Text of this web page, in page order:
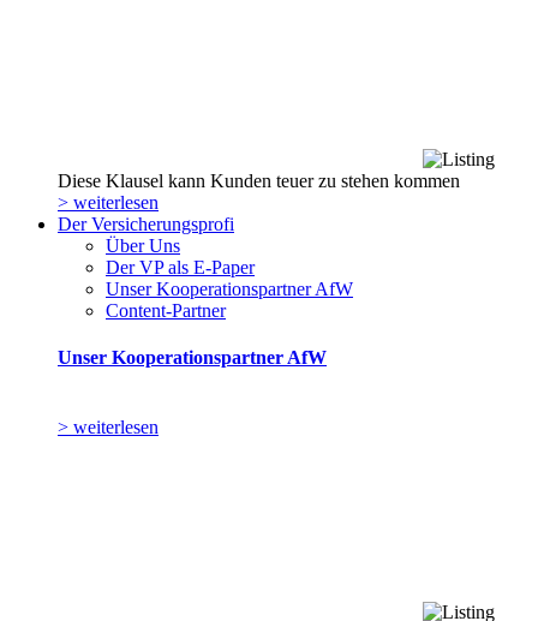
Diese Klausel kann Kunden teuer zu stehen kommen
> weiterlesen
Der Versicherungsprofi
Über Uns
Der VP als E-Paper
Unser Kooperationspartner AfW
Content-Partner
Unser Kooperationspartner AfW
> weiterlesen